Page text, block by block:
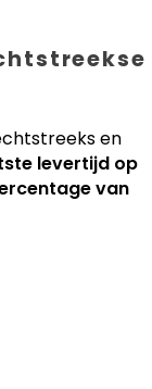
en
levertijd op
van